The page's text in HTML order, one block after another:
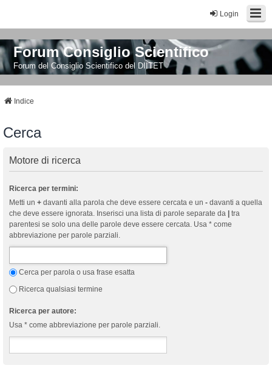
Login
Forum Consiglio Scientifico
Forum del Consiglio Scientifico del DIITET
Indice
Cerca
Motore di ricerca
Ricerca per termini:
Metti un + davanti alla parola che deve essere cercata e un - davanti a quella
che deve essere ignorata. Inserisci una lista di parole separate da
tra
parentesi se solo una delle parole deve essere cercata. Usa * come
abbreviazione per parole parziali.
Cerca per parola o usa frase esatta
Ricerca qualsiasi termine
Ricerca per autore:
Usa * come abbreviazione per parole parziali.